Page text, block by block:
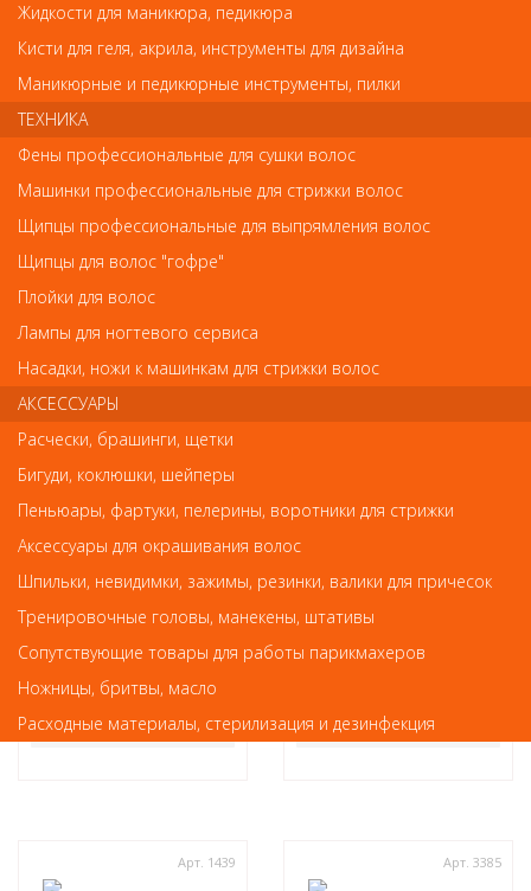
! Новинки ! NEW !
Колпачок абразивный,
7*13мм, 180 грит (5 шт)
Колпачок абразивный,
7*13мм, 120 грит (5 шт)
13*19мм, 80 грит (5 шт)
200
КУПИТЬ
13*19мм, 180 грит (5 шт)
297
КУПИТЬ
Арт. 1439 Арт. 3385
Жидкости для маникюра, педикюра
Кисти для геля, акрила, инструменты для дизайна
Маникюрные и педикюрные инструменты, пилки
ТЕХНИКА
Фены профессиональные для сушки волос
Машинки профессиональные для стрижки волос
Щипцы профессиональные для выпрямления волос
Щипцы для волос "гофре"
Плойки для волос
Лампы для ногтевого сервиса
Насадки, ножи к машинкам для стрижки волос
АКСЕССУАРЫ
Расчески, брашинги, щетки
Бигуди, коклюшки, шейперы
Пеньюары, фартуки, пелерины, воротники для стрижки
Аксессуары для окрашивания волос
Шпильки, невидимки, зажимы, резинки, валики для причесок
Тренировочные головы, манекены, штативы
Сопутствующие товары для работы парикмахеров
Ножницы, бритвы, масло
Расходные материалы, стерилизация и дезинфекция